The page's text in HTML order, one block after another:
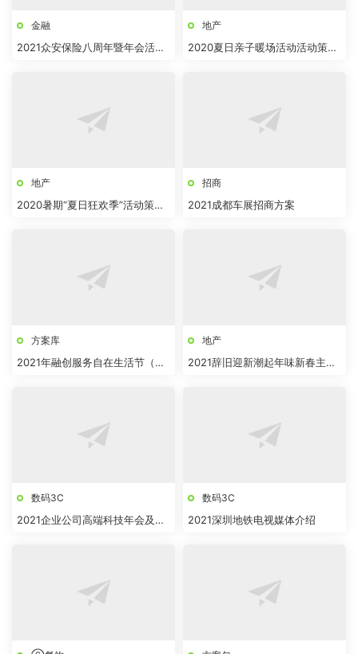
金融
2021众安保险八周年暨年会活动
地产
2020夏日亲子暖场活动活动策划
地产
2020暑期“夏日狂欢季”活动策划
招商
2021成都车展招商方案
方案库
2021年融创服务自在生活节（合
地产
2021辞旧迎新潮起年味新春主题
数码3C
2021企业公司高端科技年会及颁
数码3C
2021深圳地铁电视媒体介绍